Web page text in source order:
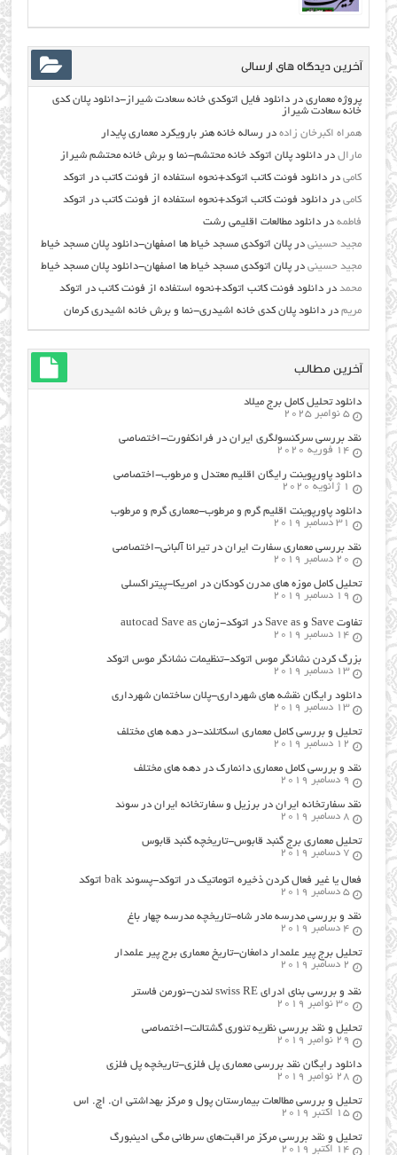
آخرین دیدگاه های ارسالی
پروژه معماری دردانلود فایل اتوکدی خانه سعادت شیراز-دانلود پلان کدی
خانه سعادت شیراز
همراه اکبرخان زاده در رساله خانه هنر بارویکرد معماری پایدار
مارال دردانلود پلان اتوکد خانه محتشم-نما و برش خانه محتشم شیراز
کامی دردانلود فونت کاتب اتوکد+نحوه استفاده از فونت کاتب در اتوکد
کامی دردانلود فونت کاتب اتوکد+نحوه استفاده از فونت کاتب در اتوکد
فاطمه دردانلود مطالعات اقليمي رشت
مجید حسینی درپلان اتوکدی مسجد خیاط ها اصفهان-دانلود پلان مسجد خیاط
مجید حسینی درپلان اتوکدی مسجد خیاط ها اصفهان-دانلود پلان مسجد خیاط
محمد دردانلود فونت کاتب اتوکد+نحوه استفاده از فونت کاتب در اتوکد
مریم دردانلود پلان کدی خانه اشیدری-نما و برش خانه اشیدری کرمان
آخرین مطالب
دانلود تحلیل کامل برج میلاد
5 نوامبر 2025
نقد بررسی سرکنسولگری ایران در فرانکفورت-اختصاصی
14 فوریه 2020
دانلود پاورپوینت رایگان اقلیم معتدل و مرطوب-اختصاصی
1 ژانویه 2020
دانلود پاورپوینت اقلیم گرم و مرطوب-معماری گرم و مرطوب
31 دسامبر 2019
نقد بررسی معماری سفارت ایران در تیرانا آلبانی-اختصاصی
20 دسامبر 2019
تحلیل کامل موزه های مدرن کودکان در امریکا-پیتراکسلی
19 دسامبر 2019
تفاوت Save و Save as در اتوکد-زمان autocad Save as
14 دسامبر 2019
بزرگ کردن نشانگر موس اتوکد-تنظیمات نشانگر موس اتوکد
13 دسامبر 2019
دانلود رایگان نقشه های شهرداری-پلان ساختمان شهرداری
13 دسامبر 2019
تحلیل و بررسی کامل معماری اسکاتلند-در دهه های مختلف
12 دسامبر 2019
نقد و بررسی کامل معماری دانمارک در دهه های مختلف
9 دسامبر 2019
نقد سفارتخانه ایران در برزیل و سفارتخانه ایران در سوئد
8 دسامبر 2019
تحلیل معماری برج گنبد قابوس-تاریخچه گنبد قابوس
7 دسامبر 2019
فعال یا غیر فعال کردن ذخیره اتوماتیک در اتوکد-پسوند bak اتوکد
5 دسامبر 2019
نقد و بررسی مدرسه مادر شاه-تاریخچه مدرسه چهار باغ
4 دسامبر 2019
تحلیل برج پیر علمدار دامغان-تاریخ معماری برج پیر علمدار
2 دسامبر 2019
نقد و بررسی بنای ادرای swiss RE لندن-نورمن فاستر
30 نوامبر 2019
تحلیل و نقد بررسی نظریه تئوری گشتالت-اختصاصی
29 نوامبر 2019
دانلود رایگان نقد بررسی معماری پل فلزی-تاریخچه پل فلزی
28 نوامبر 2019
تحلیل و بررسی مطالعات بیمارستان پول و مرکز بهداشتی ان. اچ. اس
15 اکتبر 2019
تحلیل و نقد بررسی مرکز مراقبت‌های سرطانی مگی ادینبورگ
14 اکتبر 2019